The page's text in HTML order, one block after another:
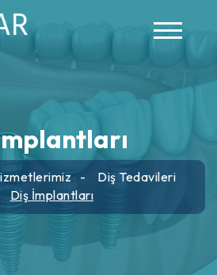
Diş Tedavileri
Diş İmplantları